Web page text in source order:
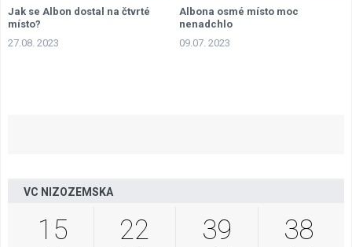
Jak se Albon dostal na čtvrté
místo?
27.08. 2023
Albona osmé místo moc
nenadchlo
09.07. 2023
VC NIZOZEMSKA
15 22 39 37